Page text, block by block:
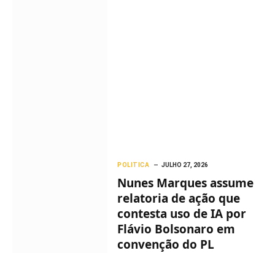
POLITICA JULHO 27, 2026
Nunes Marques assume
relatoria de ação que
contesta uso de IA por
Flávio Bolsonaro em
convenção do PL